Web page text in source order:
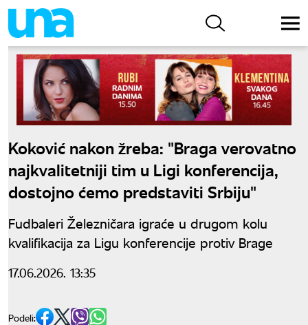
Koković nakon žreba: "Braga verovatno
najkvalitetniji tim u Ligi konferencija,
dostojno ćemo predstaviti Srbiju"
Fudbaleri Železničara igraće u drugom kolu
kvalifikacija za Ligu konferencije protiv Brage
17.06.2026. 13:35
Podeli: